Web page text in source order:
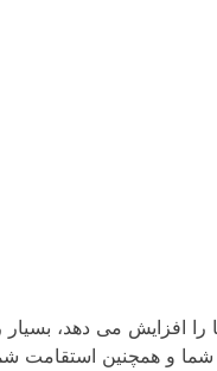
می دهد، بسیار
و همچنین استقامت